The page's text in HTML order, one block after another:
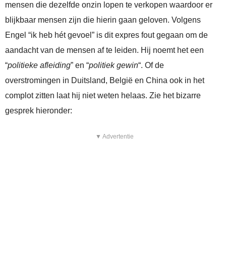
mensen die dezelfde onzin lopen te verkopen waardoor er
blijkbaar mensen zijn die hierin gaan geloven. Volgens
Engel “ik heb hét gevoel” is dit expres fout gegaan om de
aandacht van de mensen af te leiden. Hij noemt het een
“politieke afleiding” en “politiek gewin“. Of de
overstromingen in Duitsland, België en China ook in het
complot zitten laat hij niet weten helaas. Zie het bizarre
gesprek hieronder:
▼ Advertentie